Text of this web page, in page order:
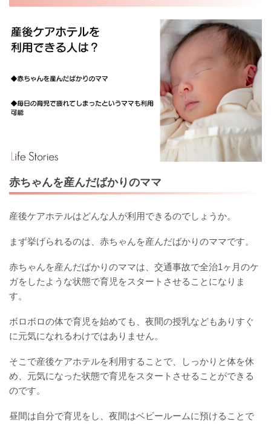
赤ちゃんを産んだばかりのママ
産後ケアホテルはどんな人が利用できるのでしょうか。
まず挙げられるのは、赤ちゃんを産んだばかりのママです。
赤ちゃんを産んだばかりのママは、交通事故で全治1ヶ月のケ
ガをしたような状態で育児をスタートさせることになりま
す。
ボロボロの体で育児を始めても、夜間の授乳などもありすぐ
に元気になれるわけではありません。
そこで産後ケアホテルを利用することで、しっかりと体を休
め、元気になった状態で育児をスタートさせることができる
のです。
昼間は自分で育児をし、夜間はベビールームに預けることで